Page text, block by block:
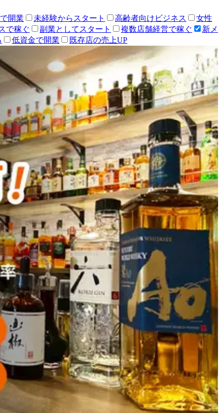
開業 未経験からスタート 高齢者向けビジネス
女性
で稼ぐ
副業としてスタート 複数店舗経営で稼ぐ
新メ
低資金で開業 既存店の売上UP